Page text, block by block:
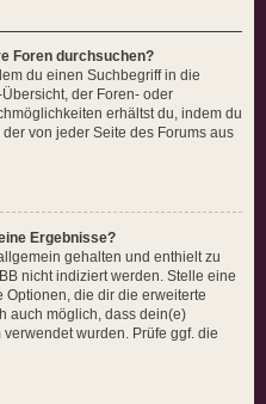
Foren durchsuchen?
du einen Suchbegriff in die
der Foren- oder
erhältst du, indem du
von jeder Seite des Forums aus
Ergebnisse?
gehalten und enthielt zu
nicht indiziert werden. Stelle eine
die dir die erweiterte
auch möglich, dass dein(e)
wurden. Prüfe ggf. die